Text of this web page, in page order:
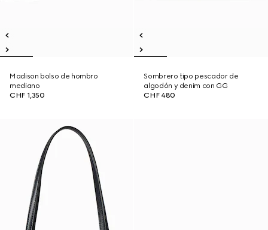
Madison bolso de hombro
mediano
CHF 1,350
Sombrero tipo pescador de
algodón y denim con GG
CHF 480